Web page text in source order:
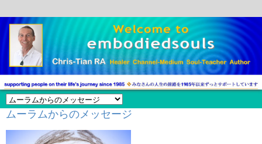
ムーラムからのメッセージ